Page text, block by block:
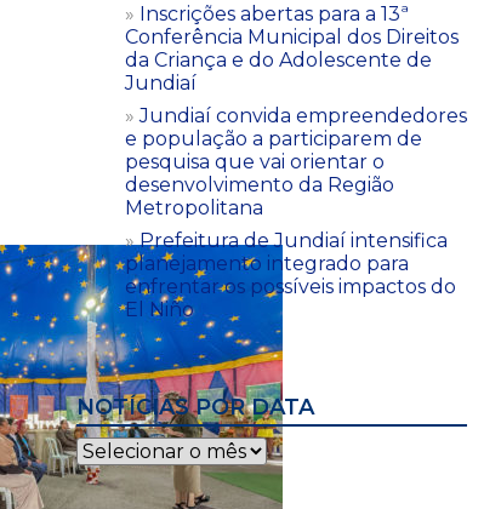
Inscrições abertas para a 13ª
Conferência Municipal dos Direitos
da Criança e do Adolescente de
Jundiaí
Jundiaí convida empreendedores
e população a participarem de
pesquisa que vai orientar o
desenvolvimento da Região
Metropolitana
Prefeitura de Jundiaí intensifica
planejamento integrado para
enfrentar os possíveis impactos do
El Niño
NOTÍCIAS POR DATA
Notícias
por
data